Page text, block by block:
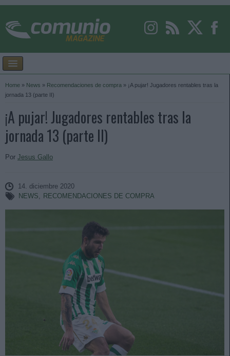
Home » News » Recomendaciones de compra » ¡A pujar! Jugadores rentables tras la
jornada 13 (parte II)
¡A pujar! Jugadores rentables tras la
jornada 13 (parte II)
Por Jesus Gallo
14. diciembre 2020
NEWS, RECOMENDACIONES DE COMPRA